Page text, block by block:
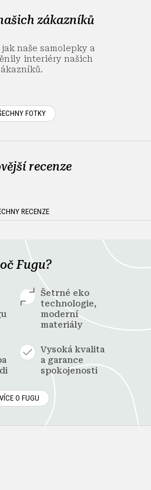
zákazníků
naše samolepky a
interiéry našich
FOTKY
recenze
RECENZE
Fugu?
Šetrné eko
technologie,
moderní
materiály
Vysoká kvalita
a garance
spokojenosti
VÍCE O FUGU